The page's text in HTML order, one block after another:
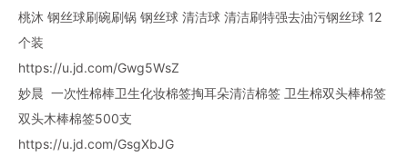
桃沐 钢丝球刷碗刷锅 钢丝球 清洁球 清洁刷特强去油污钢丝球 12
个装
https://u.jd.com/Gwg5WsZ
妙晨 一次性棉棒卫生化妆棉签掏耳朵清洁棉签 卫生棉双头棒棉签
双头木棒棉签500支
https://u.jd.com/GsgXbJG